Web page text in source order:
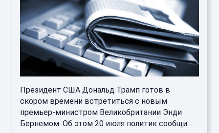
Президент США Дональд Трамп готов в
скором времени встретиться с новым
премьер-министром Великобритании Энди
Бернемом. Об этом 20 июля политик сообщи ...